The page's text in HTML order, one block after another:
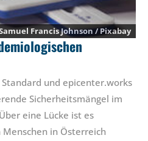
Francis Johnson / Pixabay
und epicenter.works
Sicherheitsmängel im
eine Lücke ist es
in Österreich